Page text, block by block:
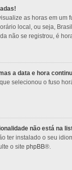
as horas em
local, ou seja,
não se registrou, é
a data e hora
selecionou o fuso
não está na
ter instalado o seu
o site phpBB®.